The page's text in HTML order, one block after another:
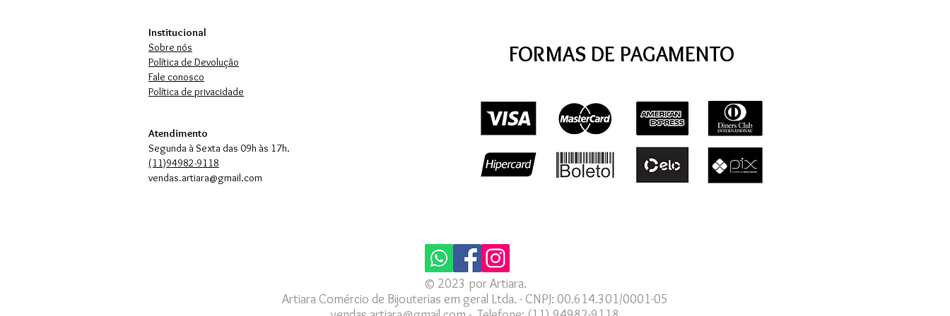
Institucional
Sobre nós
Política de Devolução
Fale conosco
Política de privacidade
Atendimento
Segunda à Sexta das 09h às 17h.
(11)94982-9118
vendas.artiara@gmail.com
FORMAS DE PAGAMENTO
© 2023 por Artiara.
Artiara Comércio de Bijouterias em geral Ltda. - CNPJ: 00.614.301/0001-05